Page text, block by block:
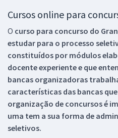
Cursos online para
O curso para concurso do
estudar para o processo
constituídos por módulos
docente experiente e que
bancas organizadoras
características das bancas
organização de concursos é
uma tem a sua forma de
seletivos.